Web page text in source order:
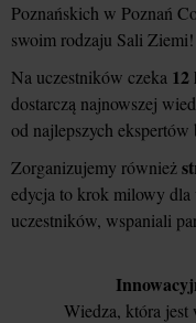
Poznańskich w Poznań
swoim rodzaju Sali Ziemi!
Na uczestników czeka 12
dostarczą najnowszej
od najlepszych ekspertów
Zorganizujemy również
edycja to krok milowy dla
uczestników, wspaniali
Wiedza, która jest